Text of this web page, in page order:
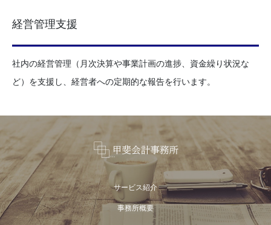
経営管理支援
社内の経営管理（月次決算や事業計画の進捗、資金繰り状況な
ど）を支援し、経営者への定期的な報告を行います。
サービス紹介
事務所概要